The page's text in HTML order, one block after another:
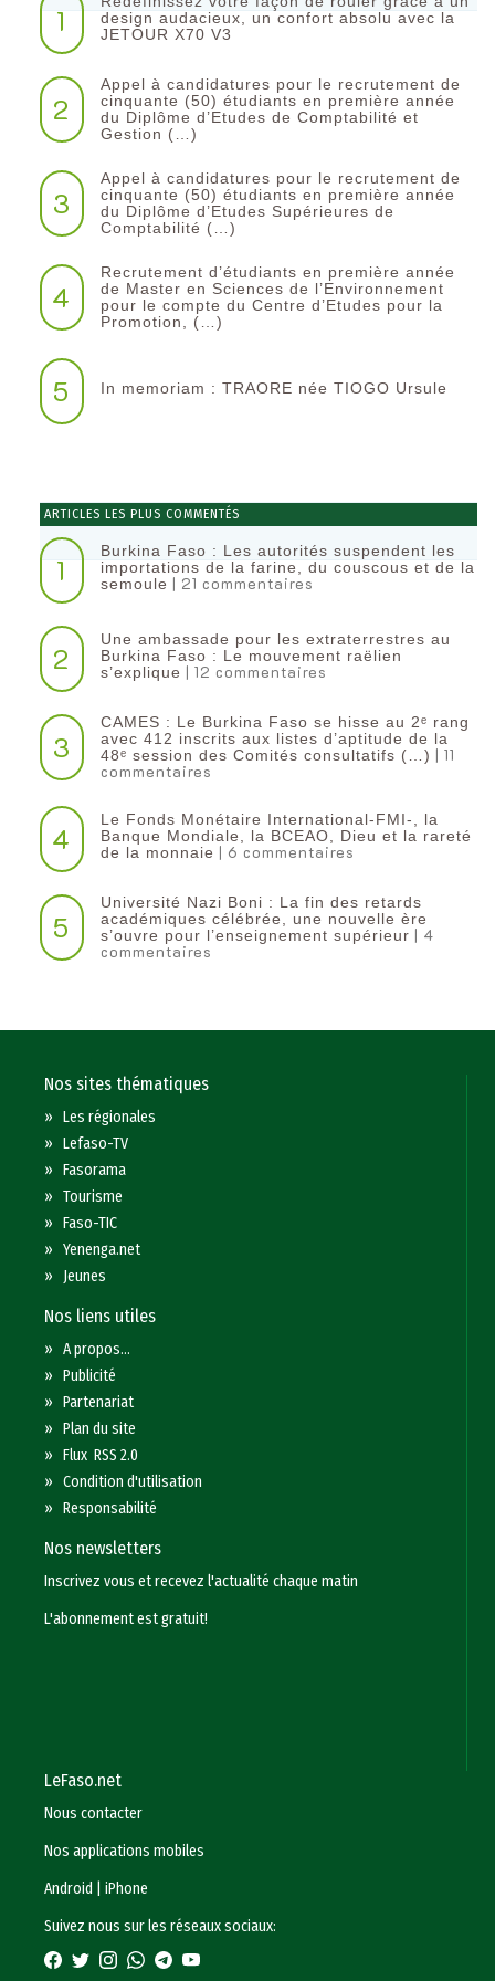
1
design audacieux, un confort absolu avec la
JETOUR X70 V3
2
Appel à candidatures pour le recrutement de
cinquante (50) étudiants en première année
du Diplôme d’Etudes de Comptabilité et
Gestion (…)
3
Appel à candidatures pour le recrutement de
cinquante (50) étudiants en première année
du Diplôme d’Etudes Supérieures de
Comptabilité (…)
4
Recrutement d’étudiants en première année
de Master en Sciences de l’Environnement
pour le compte du Centre d’Etudes pour la
Promotion, (…)
5 In memoriam : TRAORE née TIOGO Ursule
ARTICLES LES PLUS COMMENTÉS
1
Burkina Faso : Les autorités suspendent les
importations de la farine, du couscous et de la
semoule | 21 commentaires
2
Une ambassade pour les extraterrestres au
Burkina Faso : Le mouvement raëlien
s’explique | 12 commentaires
3
CAMES : Le Burkina Faso se hisse au 2ᵉ rang
avec 412 inscrits aux listes d’aptitude de la
48ᵉ session des Comités consultatifs (…) | 11
commentaires
4
Le Fonds Monétaire International-FMI-, la
Banque Mondiale, la BCEAO, Dieu et la rareté
de la monnaie | 6 commentaires
5
Université Nazi Boni : La fin des retards
académiques célébrée, une nouvelle ère
s’ouvre pour l’enseignement supérieur | 4
commentaires
Nos sites thématiques
»Les régionales
»Lefaso-TV
»Fasorama
»Tourisme
»Faso-TIC
»Yenenga.net
» Jeunes
Nos liens utiles
»A propos...
»Publicité
»Partenariat
»Plan du site
»Flux RSS 2.0
»Condition d'utilisation
»Responsabilité
Nos newsletters
Inscrivez vous et recevez l'actualité chaque matin
L'abonnement est gratuit!
LeFaso.net
Nous contacter
Nos applications mobiles
Android
|iPhone
Suivez nous sur les réseaux sociaux: